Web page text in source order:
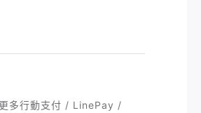
多行動支付 / LinePay /